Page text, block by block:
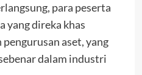
para peserta
yang direka khas
aset, yang
dalam industri